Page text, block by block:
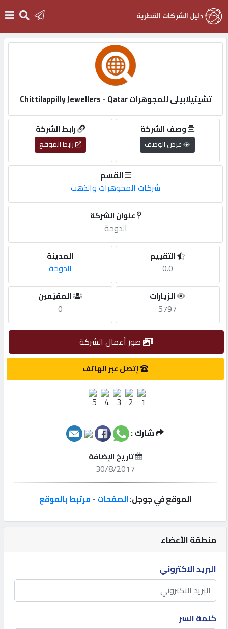
التسجيل
English
أضف
مطلوب
طلب
الاحصائيات
إتصل
إعلانات
المنتدى
كيو
مزاد
منطقة الأعضاء
البريد الاكتروني
كلمة السر
تشيتيلابيلى للمجوهرات Chittilappilly Jewellers - Qatar
رابط الشركة
رابط الموقع
وصف الشركة
عرض الوصف
القسم
شركات المجوهرات والذهب
عنوان الشركة
الدوحة
المدينة
الدوحة
التقييم
0.0
المقيّمين
0
الزيارات
5797
صور أعمال الشركة
إتصل عبر الهاتف
شارك :
تاريخ الإضافة
30/8/2017
الموقع في جوجل:الصفحات-مرتبط بالموقع